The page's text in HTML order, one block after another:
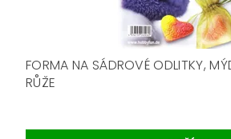
FORMA NA SÁDROVÉ ODLITKY,
RŮŽE